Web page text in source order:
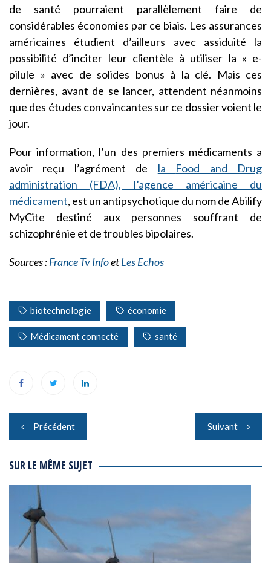
de santé pourraient parallèlement faire de
considérables économies par ce biais. Les assurances
américaines étudient d’ailleurs avec assiduité la
possibilité d’inciter leur clientèle à utiliser la « e-
pilule » avec de solides bonus à la clé. Mais ces
dernières, avant de se lancer, attendent néanmoins
que des études convaincantes sur ce dossier voient le
jour.
Pour information, l’un des premiers médicaments a
avoir reçu l’agrément de la Food and Drug
administration (FDA), l’agence américaine du
médicament, est un antipsychotique du nom de Abilify
MyCite destiné aux personnes souffrant de
schizophrénie et de troubles bipolaires.
Sources :France Tv InfoetLes Echos
biotechnologie économie
Médicament connecté santé
Navigation
de
l’article
Précédent Suivant
SUR LE MÊME SUJET